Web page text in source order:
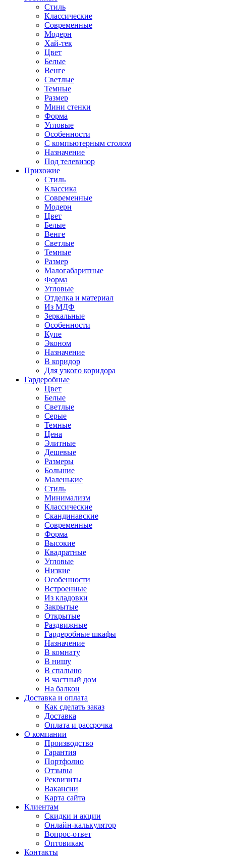
Стиль
Классические
Современные
Модерн
Хай-тек
Цвет
Белые
Венге
Светлые
Темные
Размер
Мини стенки
Форма
Угловые
Особенности
С компьютерным столом
Назначение
Под телевизор
Прихожие
Стиль
Классика
Современные
Модерн
Цвет
Белые
Венге
Светлые
Темные
Размер
Малогабаритные
Форма
Угловые
Отделка и материал
Из МДФ
Зеркальные
Особенности
Купе
Эконом
Назначение
В коридор
Для узкого коридора
Гардеробные
Цвет
Белые
Светлые
Серые
Темные
Цена
Элитные
Дешевые
Размеры
Большие
Маленькие
Стиль
Минимализм
Классические
Скандинавские
Современные
Форма
Высокие
Квадратные
Угловые
Низкие
Особенности
Встроенные
Из кладовки
Закрытые
Открытые
Раздвижные
Гардеробные шкафы
Назначение
В комнату
В нишу
В спальню
В частный дом
На балкон
Доставка и оплата
Как сделать заказ
Доставка
Оплата и рассрочка
О компании
Производство
Гарантия
Портфолио
Отзывы
Реквизиты
Вакансии
Карта сайта
Клиентам
Скидки и акции
Онлайн-калькулятор
Вопрос-ответ
Оптовикам
Контакты